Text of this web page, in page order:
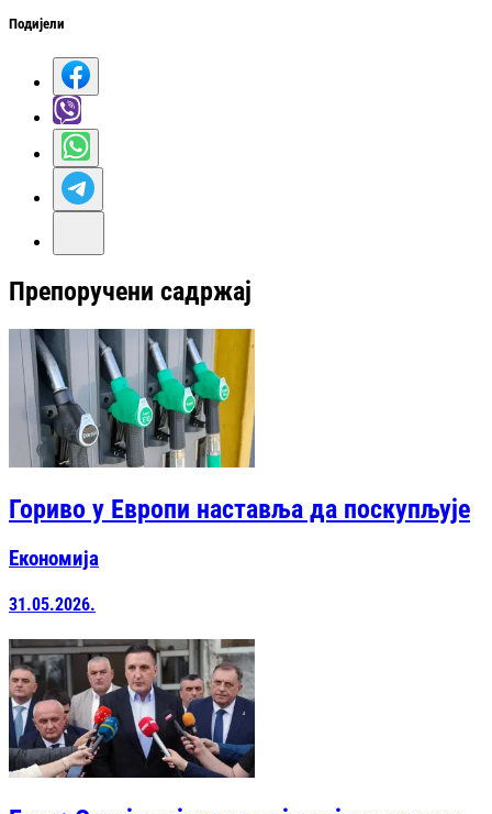
Подијели
Препоручени садржај
Гориво у Европи наставља да поскупљује
Економија
31.05.2026.